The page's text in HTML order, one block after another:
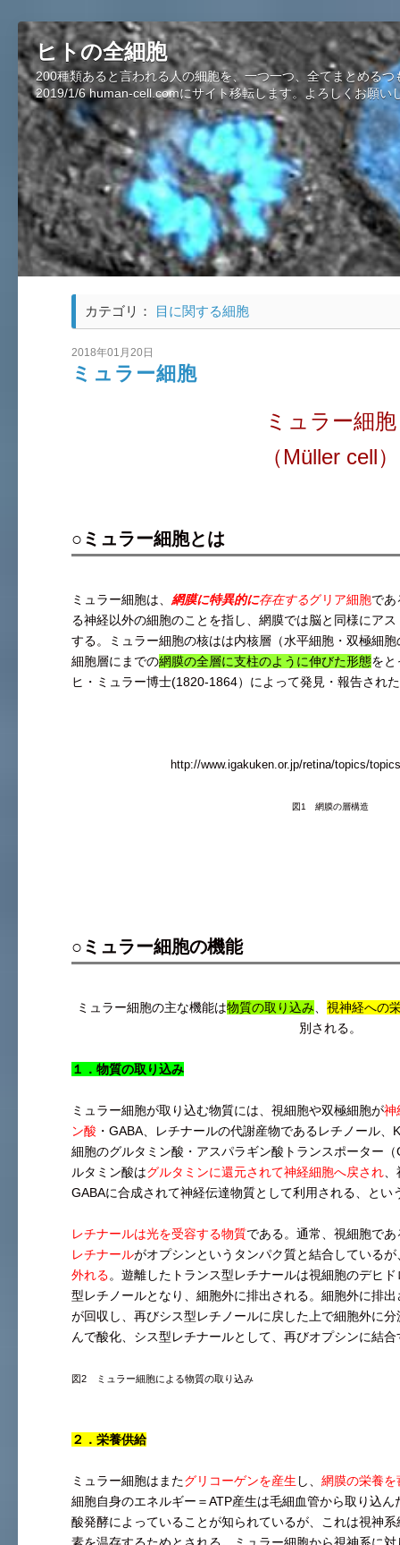
ヒトの全細胞
200種類あると言われる人の細胞を、一つ一つ、全てまとめるつ
2019/1/6 human-cell.comにサイト移転します。よろしくお願い
カテゴリ： 目に関する細胞
2018年01月20日
ミュラー細胞
ミュラー細胞
（Müller cell）
○ミュラー細胞とは
ミュラー細胞は、 網膜に特異的に存在するグリア細胞であ
る神経以外の細胞のことを指し、網膜では脳と同様にア
する。ミュラー細胞の核はは内核層（水平細胞・双極細
細胞層にまでの網膜の全層に支柱のように伸びた形態をと
ヒ・ミュラー博士(1820-1864）によって発見・報告され
http://www.igakuken.or.jp/retina/topics/
図1 網膜の層構造
○ミュラー細胞の機能
ミュラー細胞の主な機能は物質の取り込み
視神経への
別される。
１．物質の取り込み
ミュラー細胞が取り込む物質には、視細胞や双極細胞が神
ン酸 ・GABA、レチナールの代謝産物であるレチノール
細胞のグルタミン酸・アスパラギン酸トランスポーター
ルタミン酸はグルタミンに還元されて神経細胞へ戻され
GABAに合成されて神経伝達物質として利用される、とい
レチナールは光を受容する物質である。通常、視細胞で
レチナールがオプシンというタンパク質と結合しているが
外れる。遊離したトランス型レチナールは視細胞のデヒ
型レチノールとなり、細胞外に排出される。細胞外に排
が回収し、再びシス型レチノールに戻した上で細胞外に
んで酸化、シス型レチナールとして、再びオプシンに結合
図2 ミュラー細胞による物質の取り込み
２．栄養供給
ミュラー細胞はまたグリコーゲンを産生 し、 網膜の栄養を
細胞自身のエネルギー＝ATP産生は毛細血管から取り込
酸発酵によっていることが知られているが、これは視神
素を温存するためとされる。ミュラー細胞から視神系に